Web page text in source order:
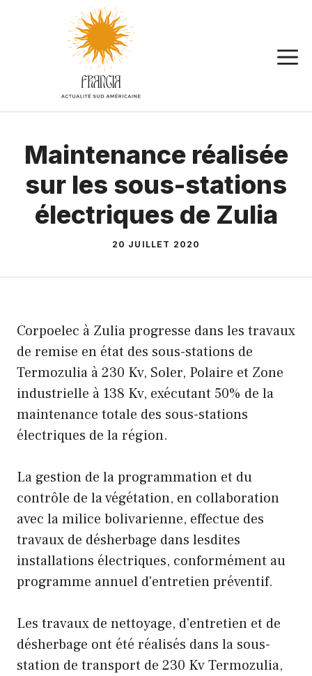
Maintenance réalisée
sur les sous-stations
électriques de Zulia
20 JUILLET 2020
Corpoelec à Zulia progresse dans les travaux
de remise en état des sous-stations de
Termozulia à 230 Kv, Soler, Polaire et Zone
industrielle à 138 Kv, exécutant 50% de la
maintenance totale des sous-stations
électriques de la région.
La gestion de la programmation et du
contrôle de la végétation, en collaboration
avec la milice bolivarienne, effectue des
travaux de désherbage dans lesdites
installations électriques, conformément au
programme annuel d'entretien préventif.
Les travaux de nettoyage, d'entretien et de
désherbage ont été réalisés dans la sous-
station de transport de 230 Kv Termozulia,